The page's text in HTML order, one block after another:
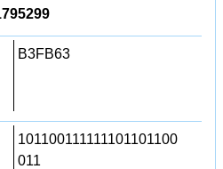
B3FB63
101100111111101101100
011